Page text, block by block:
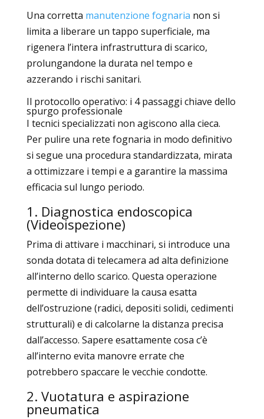
Una corretta manutenzione fognaria non si
limita a liberare un tappo superficiale, ma
rigenera l’intera infrastruttura di scarico,
prolungandone la durata nel tempo e
azzerando i rischi sanitari.
Il protocollo operativo: i 4 passaggi chiave dello
spurgo professionale
I tecnici specializzati non agiscono alla cieca.
Per pulire una rete fognaria in modo definitivo
si segue una procedura standardizzata, mirata
a ottimizzare i tempi e a garantire la massima
efficacia sul lungo periodo.
1. Diagnostica endoscopica
(Videoispezione)
Prima di attivare i macchinari, si introduce una
sonda dotata di telecamera ad alta definizione
all’interno dello scarico. Questa operazione
permette di individuare la causa esatta
dell’ostruzione (radici, depositi solidi, cedimenti
strutturali) e di calcolarne la distanza precisa
dall’accesso. Sapere esattamente cosa c’è
all’interno evita manovre errate che
potrebbero spaccare le vecchie condotte.
2. Vuotatura e aspirazione
pneumatica